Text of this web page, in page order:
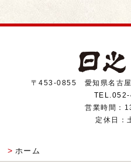
〒453-0855 愛知県名古
営業時間：
定休日：
ホーム